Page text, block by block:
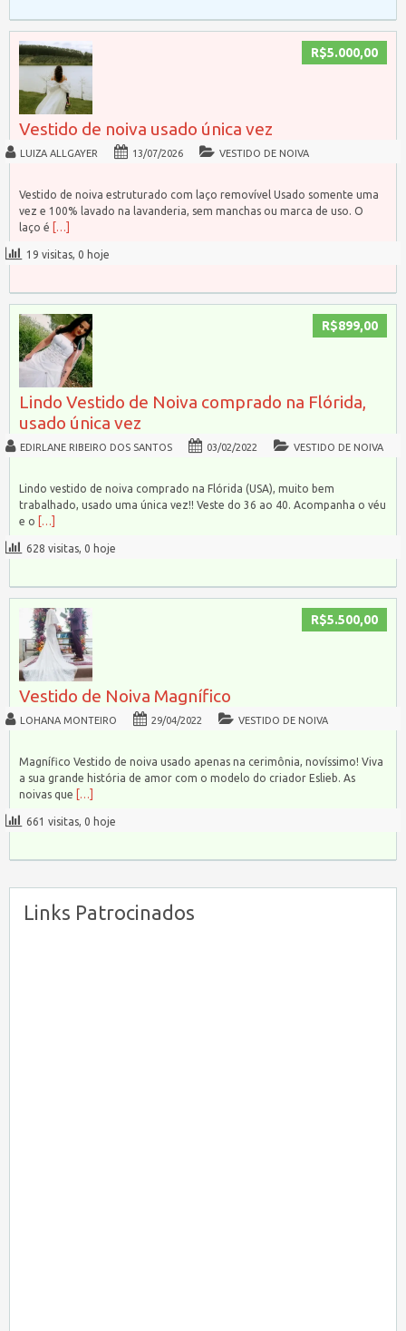
R$5.000,00
Vestido de noiva usado única vez
LUIZA ALLGAYER 13/07/2026 VESTIDO DE NOIVA
Vestido de noiva estruturado com laço removível Usado somente uma
vez e 100% lavado na lavanderia, sem manchas ou marca de uso. O
laço é
[…]
19 visitas, 0 hoje
R$899,00
Lindo Vestido de Noiva comprado na Flórida,
usado única vez
EDIRLANE RIBEIRO DOS SANTOS 03/02/2022 VESTIDO DE NOIVA
Lindo vestido de noiva comprado na Flórida (USA), muito bem
trabalhado, usado uma única vez!! Veste do 36 ao 40. Acompanha o véu
e o
[…]
628 visitas, 0 hoje
R$5.500,00
Vestido de Noiva Magnífico
LOHANA MONTEIRO 29/04/2022 VESTIDO DE NOIVA
Magnífico Vestido de noiva usado apenas na cerimônia, novíssimo! Viva
a sua grande história de amor com o modelo do criador Eslieb. As
noivas que
[…]
661 visitas, 0 hoje
Links Patrocinados